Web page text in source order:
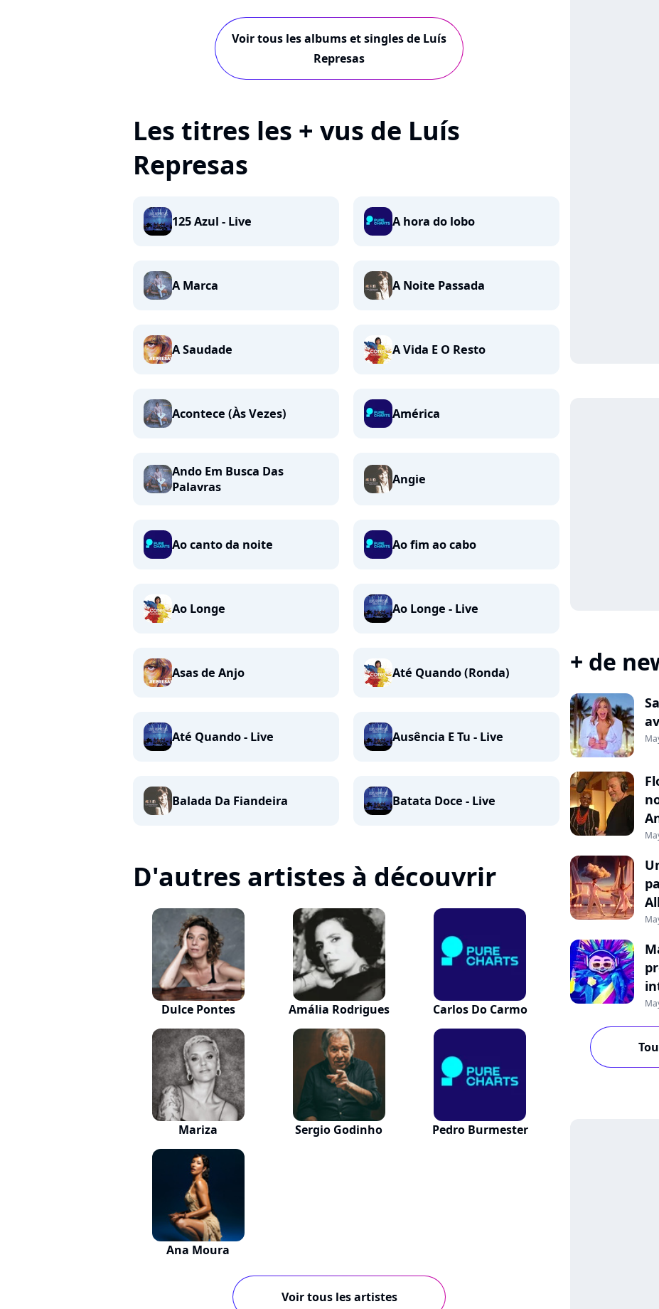
Voir tous les albums et singles de Luís
Represas
Les titres les + vus de Luís
Represas
125 Azul - Live A hora do lobo
A Marca A Noite Passada
A Saudade A Vida E O Resto
Acontece (Às Vezes) América
Ando Em Busca Das
Palavras
Angie
Ao canto da noite Ao fim ao cabo
Ao Longe Ao Longe - Live
Asas de Anjo Até Quando (Ronda)
Até Quando - Live Ausência E Tu - Live
Balada Da Fiandeira Batata Doce - Live
D'autres artistes à découvrir
Dulce Pontes Amália Rodrigues Carlos Do Carmo
Mariza Sergio Godinho Pedro Burmester
Ana Moura
Voir tous les artistes
+ de